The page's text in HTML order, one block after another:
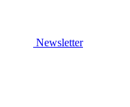
Newsletter